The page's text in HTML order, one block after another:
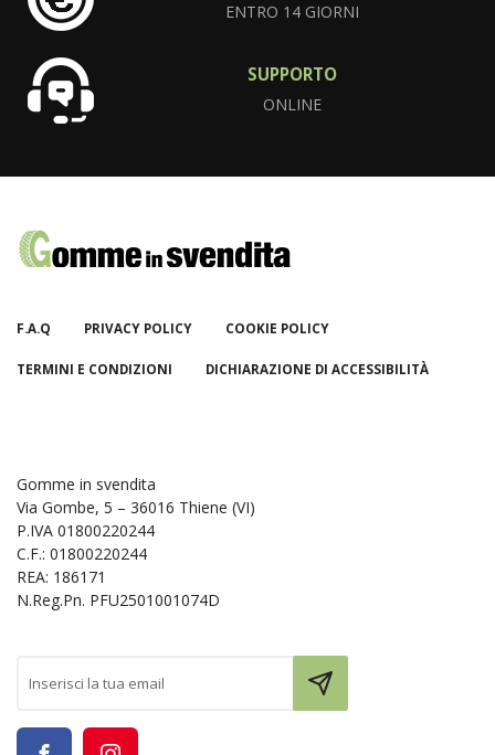
ENTRO 14 GIORNI
SUPPORTO
ONLINE
F.A.Q PRIVACY POLICY COOKIE POLICY
TERMINI E CONDIZIONI DICHIARAZIONE DI ACCESSIBILITÀ
Gomme in svendita
Via Gombe, 5 – 36016 Thiene (VI)
P.IVA 01800220244
C.F.: 01800220244
REA: 186171
N.Reg.Pn. PFU2501001074D